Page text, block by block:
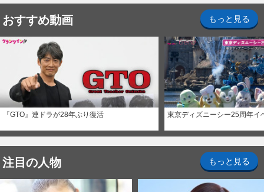
おすすめ動画 もっと見る
『GTO』連ドラが28年ぶり復活 東京ディズニーシー25周年イ
注目の人物 もっと見る